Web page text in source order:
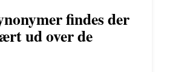
findes der
ud over de